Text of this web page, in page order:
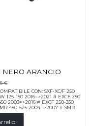
NERO ARANCIO
€
CON: SXF-XC/F 250
125-150 2016=>2021 # EXCF 250
2003=>2016 # EXCF 250-350
450-525 2004=>2007 # SMR